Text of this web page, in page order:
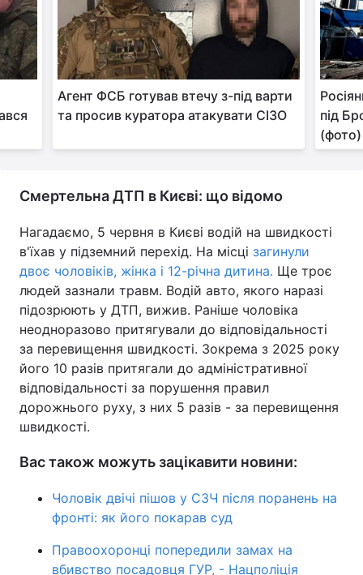
Агент ФСБ готував втечу з-під варти
та просив куратора атакувати СІЗО
під
(фото)
Смертельна ДТП в Києві: що відомо
Нагадаємо, 5 червня в Києві водій на швидкості
в'їхав у підземний перехід. На місці загинули
двоє чоловіків, жінка і 12-річна дитина. Ще троє
людей зазнали травм. Водій авто, якого наразі
підозрюють у ДТП, вижив. Раніше чоловіка
неодноразово притягували до відповідальності
за перевищення швидкості. Зокрема з 2025 року
його 10 разів притягали до адміністративної
відповідальності за порушення правил
дорожнього руху, з них 5 разів - за перевищення
швидкості.
Вас також можуть зацікавити новини:
Чоловік двічі пішов у СЗЧ після поранень на
фронті: як його покарав суд
Правоохоронці попередили замах на
вбивство посадовця ГУР, - Нацполіція